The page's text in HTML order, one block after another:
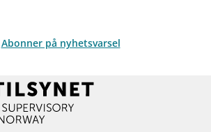
Abonner på nyhetsvarsel